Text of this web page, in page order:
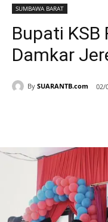
SUMBAWA BARAT
Bupati KSB
Damkar
By SUARANTB.com 02/